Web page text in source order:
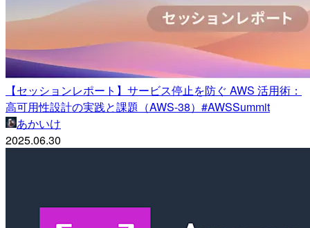
【セッションレポート】サービス停止を防ぐ AWS 活用術：
高可用性設計の実践と課題（AWS-38）#AWSSummit
あかいけ
2025.06.30